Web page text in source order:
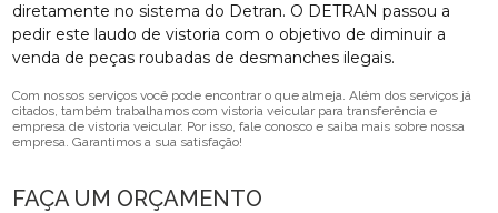
diretamente no sistema do Detran. O DETRAN passou a
pedir este laudo de vistoria com o objetivo de diminuir a
venda de peças roubadas de desmanches ilegais.
Com nossos serviços você pode encontrar o que almeja. Além dos serviços já
citados, também trabalhamos com vistoria veicular para transferência e
empresa de vistoria veicular. Por isso, fale conosco e saiba mais sobre nossa
empresa. Garantimos a sua satisfação!
FAÇA UM ORÇAMENTO